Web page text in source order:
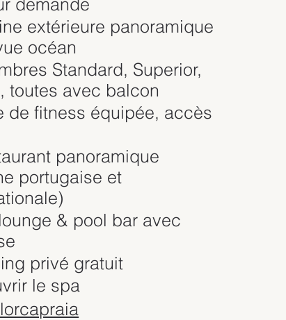
extérieure panoramique
océan
Standard, Superior,
toutes avec balcon
de fitness équipée, accès
panoramique
portugaise et
& pool bar avec
privé gratuit
le spa